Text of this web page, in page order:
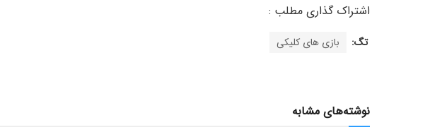
تگ: بازی های کلیکی
نوشته‌های مشابه